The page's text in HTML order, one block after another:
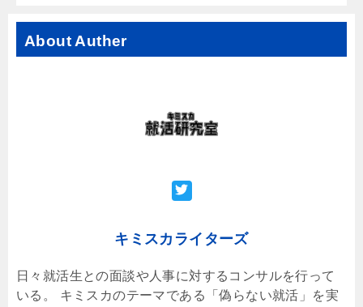
About Auther
キミスカライターズ
日々就活生との面談や人事に対するコンサルを行って
いる。 キミスカのテーマである「偽らない就活」を実